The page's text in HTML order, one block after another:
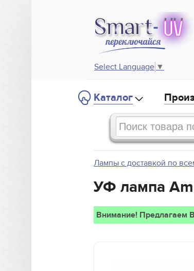
Select Language ▼
Каталог
Лампы с доставкой по
УФ лампа
Внимание! Предлагаем